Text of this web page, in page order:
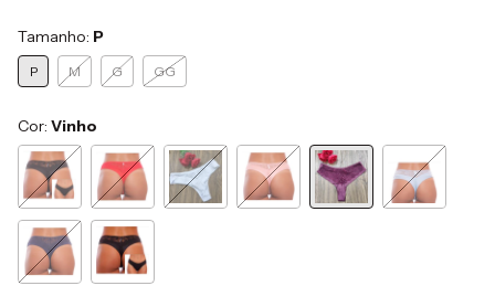
Tamanho: P
P M G GG
Cor: Vinho